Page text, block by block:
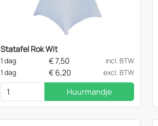
Statafel Rok Wit
1 dag €7,50
incl. BTW
1 dag
€6,20 excl. BTW
Huurmandje